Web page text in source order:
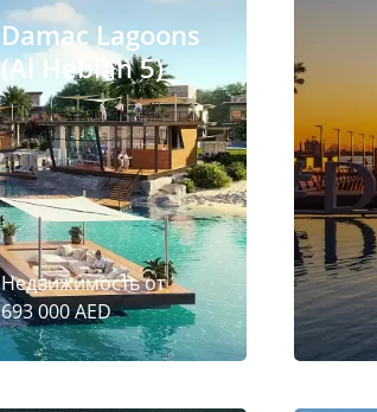
Damac Lagoons
(Al Hebiah 5)
Недвижимость от
693 000 AED